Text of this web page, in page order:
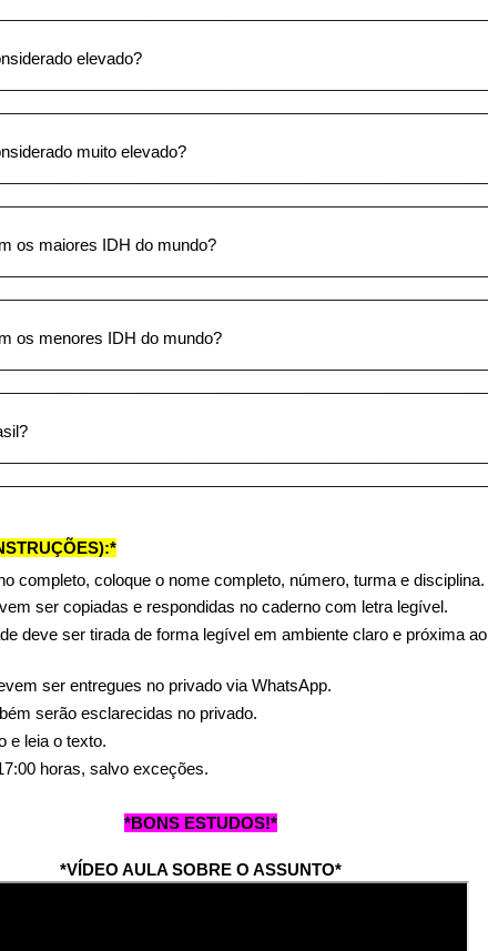
elevado?
muito elevado?
os maiores IDH do mundo?
os menores IDH do mundo?
completo, coloque o nome completo, número, turma e disciplina.
ser copiadas e respondidas no caderno com letra legível.
deve ser tirada de forma legível em ambiente claro e próxima ao
ser entregues no privado via WhatsApp.
serão esclarecidas no privado.
e leia o texto.
horas, salvo exceções.
*BONS ESTUDOS!*
*VÍDEO AULA SOBRE O ASSUNTO*